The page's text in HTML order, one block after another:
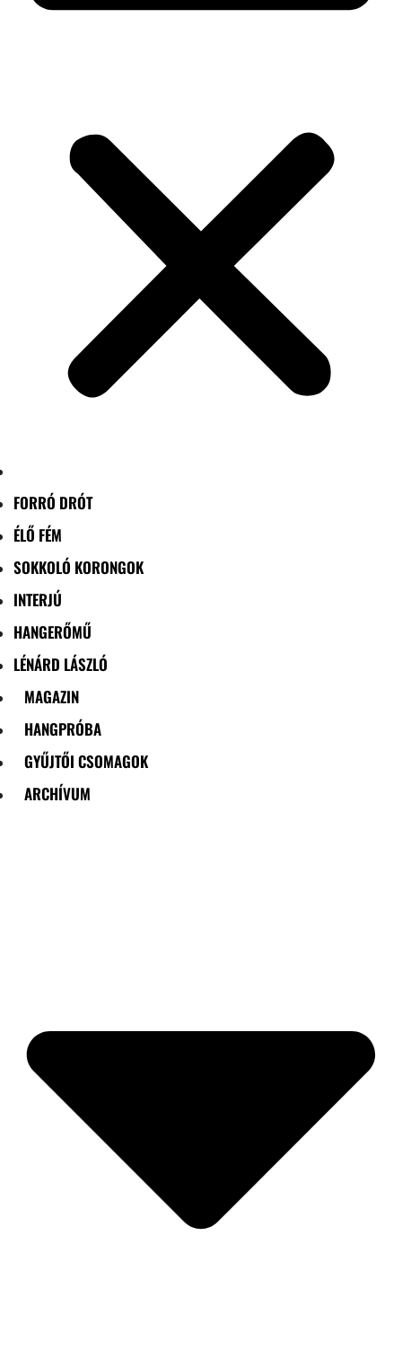
FORRÓ DRÓT
ÉLŐ FÉM
SOKKOLÓ KORONGOK
INTERJÚ
HANGERŐMŰ
LÉNÁRD LÁSZLÓ
MAGAZIN
HANGPRÓBA
GYŰJTŐI CSOMAGOK
ARCHÍVUM